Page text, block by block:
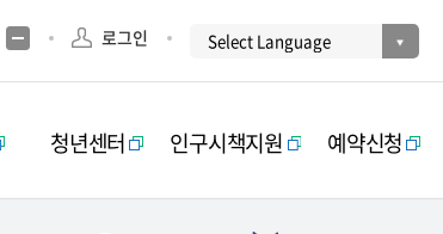
로그인
청년센터 인구시책지원 예약신청